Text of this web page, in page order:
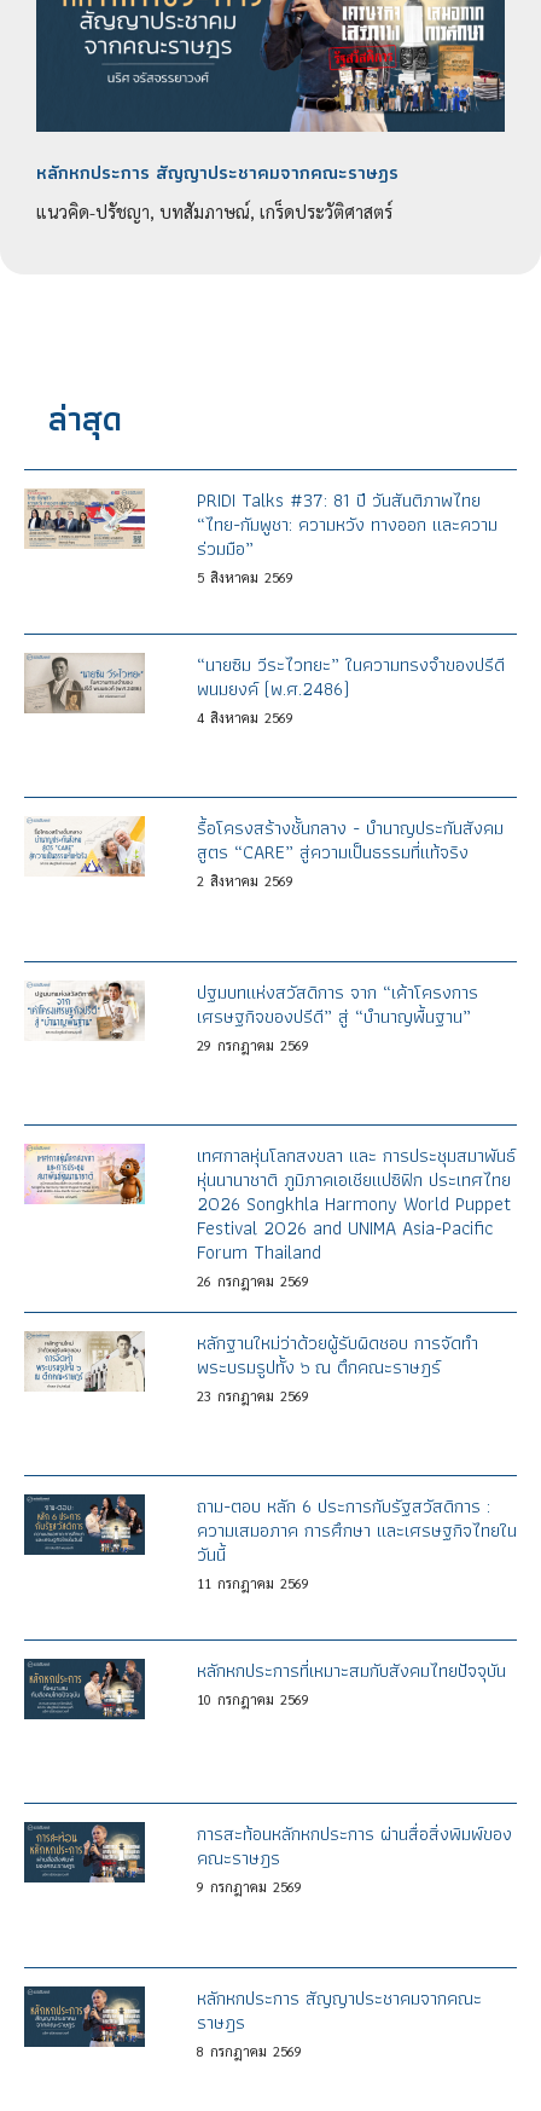
หลักหกประการ สัญญาประชาคมจากคณะราษฎร
แนวคิด-ปรัชญา, บทสัมภาษณ์, เกร็ดประวัติศาสตร์
ล่าสุด
PRIDI Talks #37: 81 ปี วันสันติภาพไทย
“ไทย-กัมพูชา: ความหวัง ทางออก และความ
ร่วมมือ”
5 สิงหาคม 2569
“นายซิม วีระไวทยะ” ในความทรงจำของปรีดี
พนมยงค์ (พ.ศ.2486)
4 สิงหาคม 2569
รื้อโครงสร้างชั้นกลาง - บำนาญประกันสังคม
สูตร “CARE” สู่ความเป็นธรรมที่แท้จริง
2 สิงหาคม 2569
ปฐมบทแห่งสวัสดิการ จาก “เค้าโครงการ
เศรษฐกิจของปรีดี” สู่ “บำนาญพื้นฐาน”
29 กรกฎาคม 2569
เทศกาลหุ่นโลกสงขลา และ การประชุมสมาพันธ์
หุ่นนานาชาติ ภูมิภาคเอเชียแปซิฟิก ประเทศไทย
2026 Songkhla Harmony World Puppet
Festival 2026 and UNIMA Asia-Pacific
Forum Thailand
26 กรกฎาคม 2569
หลักฐานใหม่ว่าด้วยผู้รับผิดชอบ การจัดทำ
พระบรมรูปทั้ง ๖ ณ ตึกคณะราษฎร์
23 กรกฎาคม 2569
ถาม-ตอบ หลัก 6 ประการกับรัฐสวัสดิการ :
ความเสมอภาค การศึกษา และเศรษฐกิจไทยใน
วันนี้
11 กรกฎาคม 2569
หลักหกประการที่เหมาะสมกับสังคมไทยปัจจุบัน
10 กรกฎาคม 2569
การสะท้อนหลักหกประการ ผ่านสื่อสิ่งพิมพ์ของ
คณะราษฎร
9 กรกฎาคม 2569
หลักหกประการ สัญญาประชาคมจากคณะ
ราษฎร
8 กรกฎาคม 2569